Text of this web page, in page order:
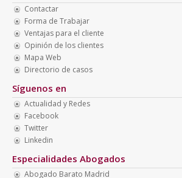
Contactar
Forma de Trabajar
Ventajas para el cliente
Opinión de los clientes
Mapa Web
Directorio de casos
Síguenos en
Actualidad y Redes
Facebook
Twitter
Linkedin
Especialidades Abogados
Abogado Barato Madrid